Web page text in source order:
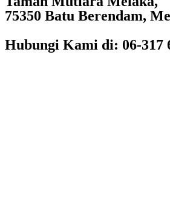
75350 Batu Berendam,
Hubungi Kami di: 06-317